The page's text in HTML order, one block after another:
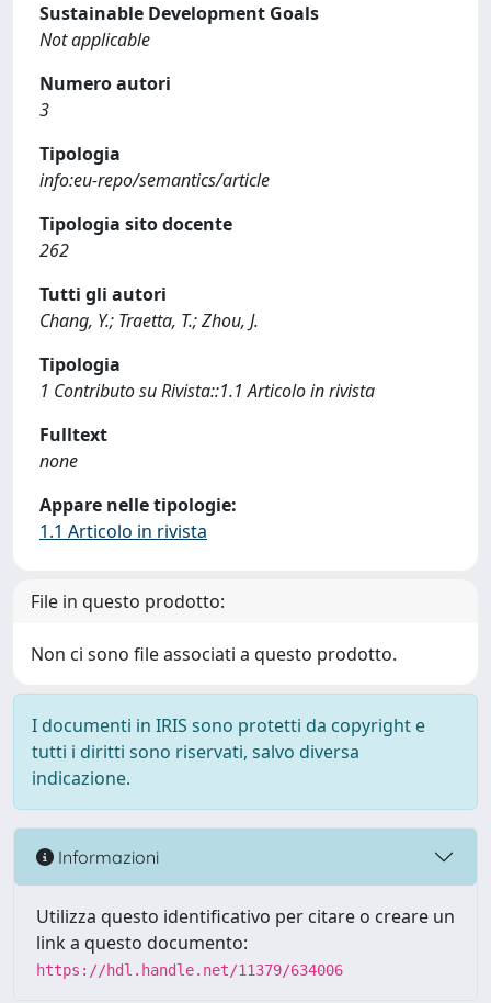
Sustainable Development Goals
Not applicable
Numero autori
3
Tipologia
info:eu-repo/semantics/article
Tipologia sito docente
262
Tutti gli autori
Chang, Y.; Traetta, T.; Zhou, J.
Tipologia
1 Contributo su Rivista::1.1 Articolo in rivista
Fulltext
none
Appare nelle tipologie:
1.1 Articolo in rivista
File in questo prodotto:
Non ci sono file associati a questo prodotto.
I documenti in IRIS sono protetti da copyright e
tutti i diritti sono riservati, salvo diversa
indicazione.
Informazioni
Utilizza questo identificativo per citare o creare un
link a questo documento:
https://hdl.handle.net/11379/634006